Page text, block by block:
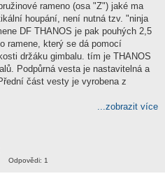
rameno (osa "Z") jaké ma
houpání, není nutná tzv. "ninja
DF THANOS je pak pouhých 2,5
ramene, který se dá pomocí
držáku gimbalu. tím je THANOS
Podpůrná vesta je nastavitelná a
část vesty je vyrobena z
...zobrazit více
Odpovědi: 1